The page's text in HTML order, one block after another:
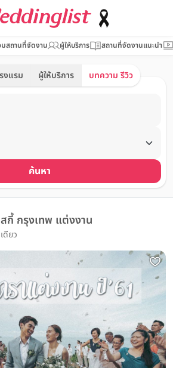
มสถานที่จัดงาน ผู้ให้บริการ สถานที่จัดงานแนะนำ
งแรม ผู้ให้บริการ บทความ รีวิว
ค้นหา
กี้ กรุงเทพ แต่งงาน
ดียว